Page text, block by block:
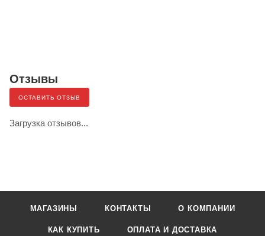
Отзывы
ОСТАВИТЬ ОТЗЫВ
Загрузка отзывов...
МАГАЗИНЫ КОНТАКТЫ О КОМПАНИИ
КАК КУПИТЬ ОПЛАТА И ДОСТАВКА